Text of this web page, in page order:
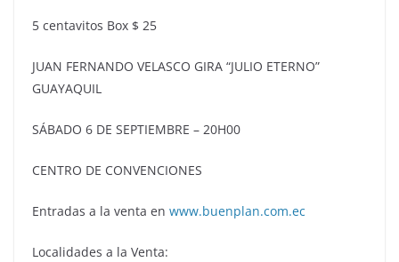
5 centavitos Box $ 25
JUAN FERNANDO VELASCO GIRA “JULIO ETERNO”
GUAYAQUIL
SÁBADO 6 DE SEPTIEMBRE – 20H00
CENTRO DE CONVENCIONES
Entradas a la venta en www.buenplan.com.ec
Localidades a la Venta: